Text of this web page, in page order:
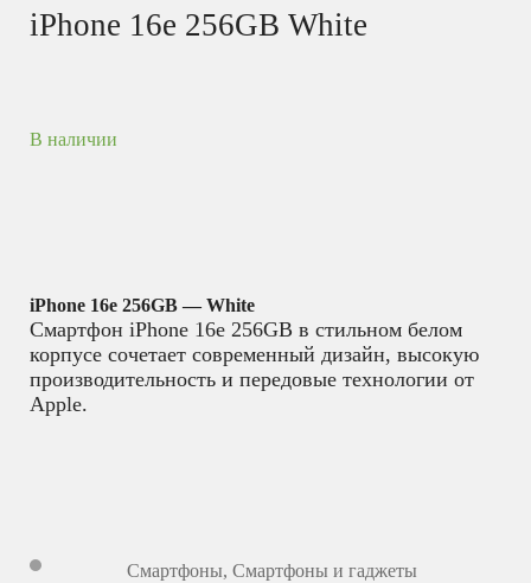
iPhone 16e 256GB White
В наличии
iPhone 16e 256GB — White
Смартфон iPhone 16e 256GB в стильном белом
корпусе сочетает современный дизайн, высокую
производительность и передовые технологии от
Apple.
Смартфоны, Смартфоны и гаджеты